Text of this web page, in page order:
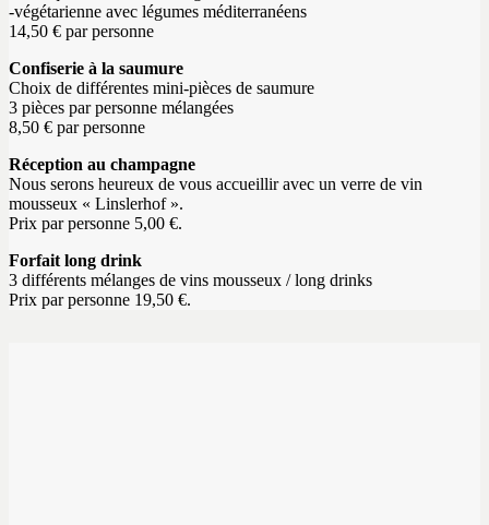
-végétarienne avec légumes méditerranéens
14,50 € par personne
Confiserie à la saumure
Choix de différentes mini-pièces de saumure
3 pièces par personne mélangées
8,50 € par personne
Réception au champagne
Nous serons heureux de vous accueillir avec un verre de vin
mousseux « Linslerhof ».
Prix par personne 5,00 €.
Forfait long drink
3 différents mélanges de vins mousseux / long drinks
Prix par personne 19,50 €.